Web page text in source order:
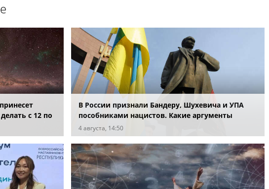
с 12 по
В России признали Бандеру, Шухевича и УПА
пособниками нацистов. Какие аргументы
привели в суде?
4 августа, 14:50